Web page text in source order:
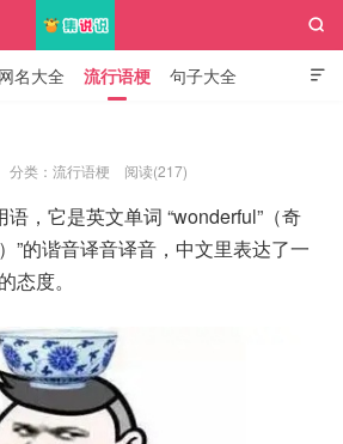

网名大全 流行语梗 句子大全

分类： 流行语梗 阅读(217)
语，它是英文单词 “wonderful”（奇
”的谐音译音译音，中文里表达了一
态度。